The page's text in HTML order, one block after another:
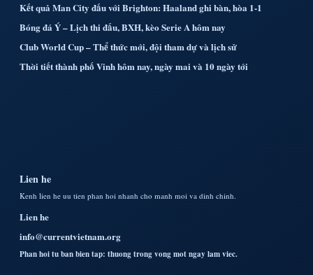
Kết quả Man City đấu với Brighton: Haaland ghi bàn, hòa 1-1
Bóng đá Ý – Lịch thi đấu, BXH, kèo Serie A hôm nay
Club World Cup – Thể thức mới, đội tham dự và lịch sử
Thời tiết thành phố Vinh hôm nay, ngày mai và 10 ngày tới
Lien he
Kenh lien he uu tien phan hoi nhanh cho manh moi va dinh chinh.
Lien he
info@currentvietnam.org
Phan hoi tu ban bien tap: thuong trong vong mot ngay lam viec.